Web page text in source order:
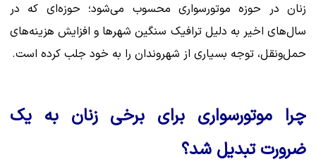
زنان در حوزه موتورسواری محسوب می‌شود؛ حوزه‌ای که در
سال‌های اخیر به دلیل ترافیک سنگین شهرها و افزایش هزینه‌های
حمل‌ونقل، توجه بسیاری از شهروندان را به خود جلب کرده است.
چرا موتورسواری برای برخی زنان به یک
ضرورت تبدیل شد؟